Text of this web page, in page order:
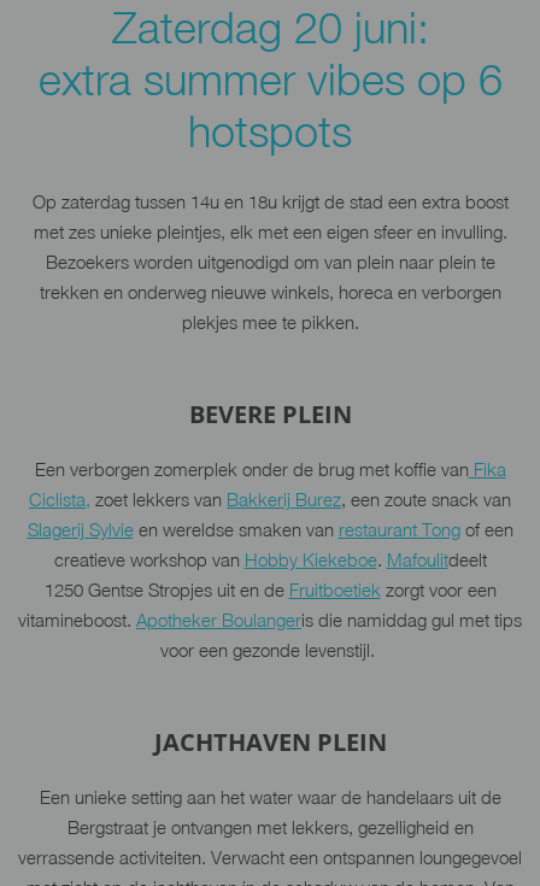
Zaterdag 20 juni:
extra summer vibes op 6
hotspots
Op zaterdag tussen 14u en 18u krijgt de stad een extra boost
met zes unieke pleintjes, elk met een eigen sfeer en invulling.
Bezoekers worden uitgenodigd om van plein naar plein te
trekken en onderweg nieuwe winkels, horeca en verborgen
plekjes mee te pikken.
BEVERE PLEIN
Een verborgen zomerplek onder de brug met koffie van Fika
Ciclista, zoet lekkers van Bakkerij Burez, een zoute snack van
Slagerij Sylvieen wereldse smaken van restaurant Tongof een
creatieve workshop van Hobby Kiekeboe. Mafoulitdeelt
1250 Gentse Stropjes uit en de Fruitboetiek zorgt voor een
vitamineboost. Apotheker Boulangeris die namiddag gul met tips
voor een gezonde levenstijl.
JACHTHAVEN PLEIN
Een unieke setting aan het water waar de handelaars uit de
Bergstraat je ontvangen met lekkers, gezelligheid en
verrassende activiteiten. Verwacht een ontspannen loungegevoel